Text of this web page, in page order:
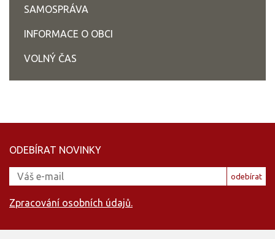
SAMOSPRÁVA
INFORMACE O OBCI
VOLNÝ ČAS
ODEBÍRAT NOVINKY
odebírat
Zpracování osobních údajů.